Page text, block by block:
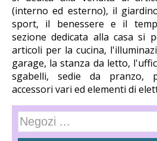
(interno ed esterno), il
sport, il benessere e il
sezione dedicata alla casa si
articoli per la cucina,
garage, la stanza da letto,
sgabelli, sedie da pranzo,
accessori vari ed elementi di